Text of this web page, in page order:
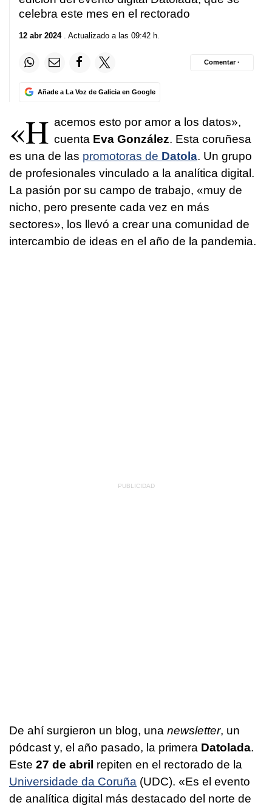
celebra este mes en el rectorado
12 abr 2024. Actualizado a las 09:42 h.
Añade a La Voz de Galicia en Google
Comentar ·
«H acemos esto por amor a los datos»,
cuenta Eva González. Esta coruñesa
es una de las promotoras de Datola. Un grupo
de profesionales vinculado a la analítica digital.
La pasión por su campo de trabajo, «muy de
nicho, pero presente cada vez en más
sectores», los llevó a crear una comunidad de
intercambio de ideas en el año de la pandemia.
De ahí surgieron un blog, una newsletter, un
pódcast y, el año pasado, la primera Datolada.
Este 27 de abril repiten en el rectorado de la
Universidade da Coruña (UDC). «Es el evento
de analítica digital más destacado del norte de